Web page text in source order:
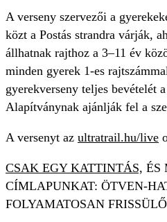
A verseny szervezői a
közt a Postás strandra várják,
állhatnak rajthoz a 3–11 év
minden gyerek 1-es
gyerekverseny teljes bevételét
Alapítványnak ajánlják fel a
A versenyt az ultratrail.hu/live
CSAK EGY KATTINTÁS, ÉS
CÍMLAPUNKAT: ÖTVEN-
FOLYAMATOSAN